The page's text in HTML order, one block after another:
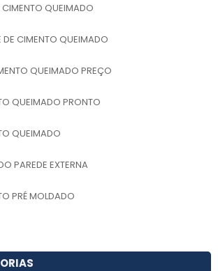
QUEIMADO
DE CIMENTO QUEIMADO
QUEIMADO PREÇO
QUEIMADO PRONTO
QUEIMADO
PAREDE EXTERNA
PRÉ MOLDADO
CIMENTO